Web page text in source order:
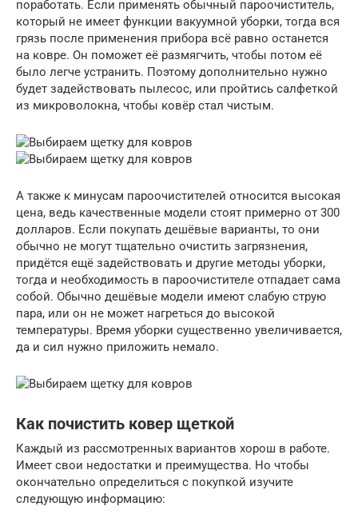
поработать. Если применять обычный пароочиститель,
который не имеет функции вакуумной уборки, тогда вся
грязь после применения прибора всё равно останется
на ковре. Он поможет её размягчить, чтобы потом её
было легче устранить. Поэтому дополнительно нужно
будет задействовать пылесос, или пройтись салфеткой
из микроволокна, чтобы ковёр стал чистым.
А также к минусам пароочистителей относится высокая
цена, ведь качественные модели стоят примерно от 300
долларов. Если покупать дешёвые варианты, то они
обычно не могут тщательно очистить загрязнения,
придётся ещё задействовать и другие методы уборки,
тогда и необходимость в пароочистителе отпадает сама
собой. Обычно дешёвые модели имеют слабую струю
пара, или он не может нагреться до высокой
температуры. Время уборки существенно увеличивается,
да и сил нужно приложить немало.
Как почистить ковер щеткой
Каждый из рассмотренных вариантов хорош в работе.
Имеет свои недостатки и преимущества. Но чтобы
окончательно определиться с покупкой изучите
следующую информацию: